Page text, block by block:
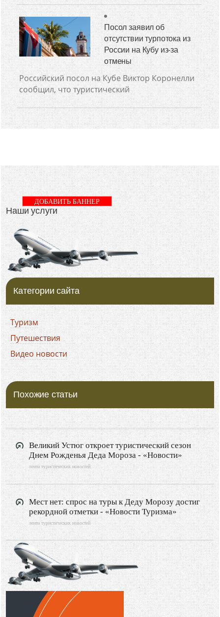
Посол заявил об
отсутствии турпотока из
России на Кубу из-за
отмены
Российский посол на Кубе Виктор Коронелли
сообщил, что туристический
Наши услуги
ДОБАВИТЬ БАННЕР
Категории сайта
Туризм
Путешествия
Видео новости
Похожие статьи
Великий Устюг откроет туристический сезон
Днем Рожденья Деда Мороза - «Новости»
лента туристических новостей
Мест нет: спрос на туры к Деду Морозу достиг
рекордной отметки - «Новости Туризма»
лента туристических новостей